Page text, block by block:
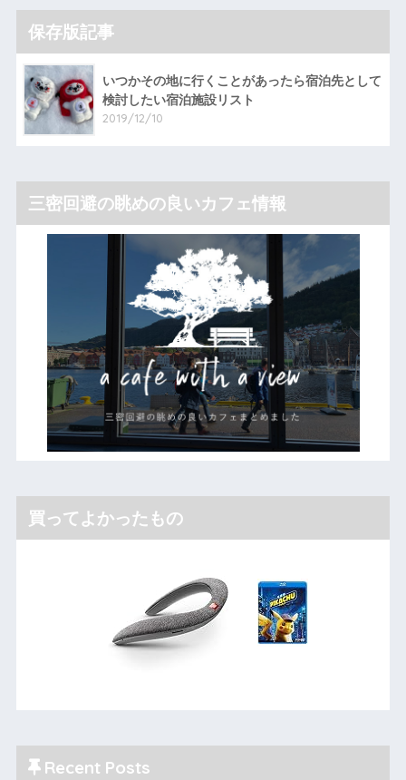
保存版記事
いつかその地に行くことがあったら宿泊先として
検討したい宿泊施設リスト
2019/12/10
三密回避の眺めの良いカフェ情報
買ってよかったもの
Recent Posts